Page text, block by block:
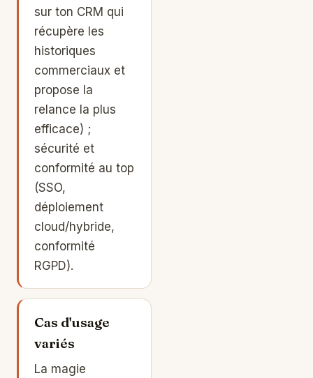
sur ton CRM qui
récupère les
historiques
commerciaux et
propose la
relance la plus
efficace) ;
sécurité et
conformité au top
(SSO,
déploiement
cloud/hybride,
conformité
RGPD).
Cas d'usage
variés
La magie